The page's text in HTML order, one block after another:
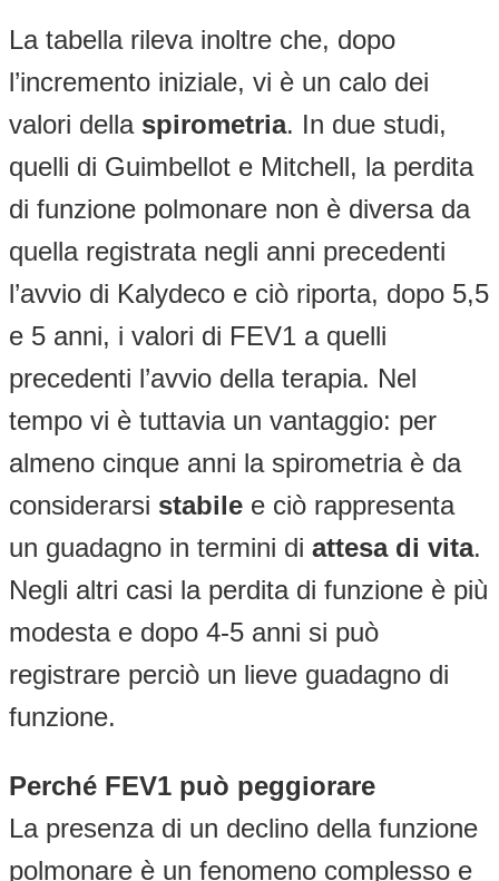
La tabella rileva inoltre che, dopo
l’incremento iniziale, vi è un calo dei
valori della spirometria. In due studi,
quelli di Guimbellot e Mitchell, la perdita
di funzione polmonare non è diversa da
quella registrata negli anni precedenti
l’avvio di Kalydeco e ciò riporta, dopo 5,5
e 5 anni, i valori di FEV1 a quelli
precedenti l’avvio della terapia. Nel
tempo vi è tuttavia un vantaggio: per
almeno cinque anni la spirometria è da
considerarsi stabile e ciò rappresenta
un guadagno in termini di attesa di vita.
Negli altri casi la perdita di funzione è più
modesta e dopo 4-5 anni si può
registrare perciò un lieve guadagno di
funzione.
Perché FEV1 può peggiorare
La presenza di un declino della funzione
polmonare è un fenomeno complesso e